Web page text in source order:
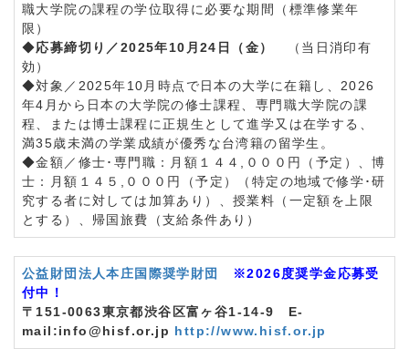
職大学院の課程の学位取得に必要な期間（標準修業年
限）
◆応募締切り／2025年10月24日（金）
（当日消印有
効）
◆対象／2025年10月時点で日本の大学に在籍し、2026
年4月から日本の大学院の修士課程、専門職大学院の課
程、または博士課程に正規生として進学又は在学する、
満35歳未満の学業成績が優秀な台湾籍の留学生。
◆金額／修士･専門職：月額１４４,０００円（予定）、博
士：月額１４５,０００円（予定）（特定の地域で修学･研
究する者に対しては加算あり）、授業料（一定額を上限
とする）、帰国旅費（支給条件あり）
公益財団法人本庄国際奨学財団
※2026度奨学金応募受
付中！
〒151-0063東京都渋谷区富ヶ谷1-14-9 E-
mail:info@hisf.or.jp http://www.hisf.or.jp